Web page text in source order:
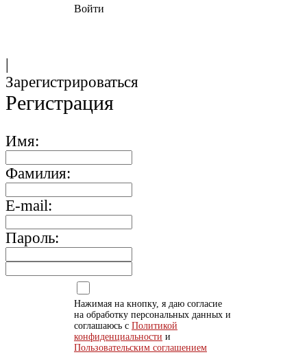
Войти
|
Зарегистрироваться
Регистрация
Имя:
Фамилия:
E-mail:
Пароль:
Нажимая на кнопку, я даю согласие
на обработку персональных данных и
соглашаюсь с Политикой
конфиденциальности и
Пользовательским соглашением